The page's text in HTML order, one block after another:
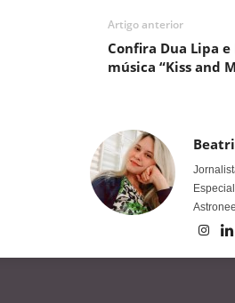
Artigo anterior
Confira Dua Lipa e
música “Kiss and